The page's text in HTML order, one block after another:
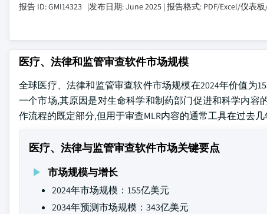
报告 ID: GMI14323 |发布日期: June 2025 | 报告格式: PDF/Excel/仪表
医疗、法律和监管审查软件市场规模
全球医疗、法律和监管审查软件市场规模在2024年价值为
一个市场,其原因是对生命科学和制药部门促进和科学内容
作流程的既定部分,但用于审查MLR内容的通常工具在过去几
医疗、法律与监管审查软件市场关键要点
市场规模与增长
2024年市场规模：155亿美元
2034年预测市场规模：343亿美元